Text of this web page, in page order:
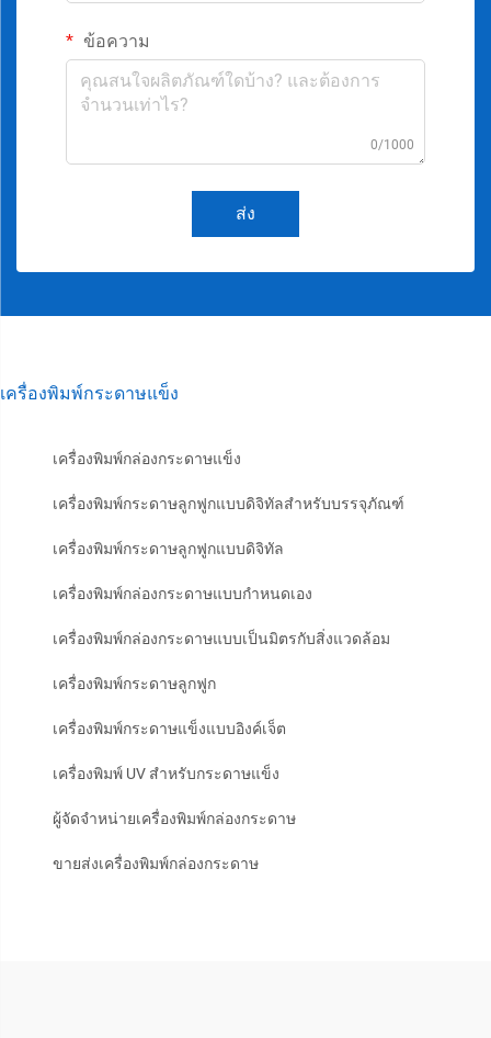
ข้อความ
0/1000
ส่ง
เครื่องพิมพ์กระดาษแข็ง
เครื่องพิมพ์กล่องกระดาษแข็ง
เครื่องพิมพ์กระดาษลูกฟูกแบบดิจิทัลสำหรับบรรจุภัณฑ์
เครื่องพิมพ์กระดาษลูกฟูกแบบดิจิทัล
เครื่องพิมพ์กล่องกระดาษแบบกำหนดเอง
เครื่องพิมพ์กล่องกระดาษแบบเป็นมิตรกับสิ่งแวดล้อม
เครื่องพิมพ์กระดาษลูกฟูก
เครื่องพิมพ์กระดาษแข็งแบบอิงค์เจ็ต
เครื่องพิมพ์ UV สำหรับกระดาษแข็ง
ผู้จัดจำหน่ายเครื่องพิมพ์กล่องกระดาษ
ขายส่งเครื่องพิมพ์กล่องกระดาษ